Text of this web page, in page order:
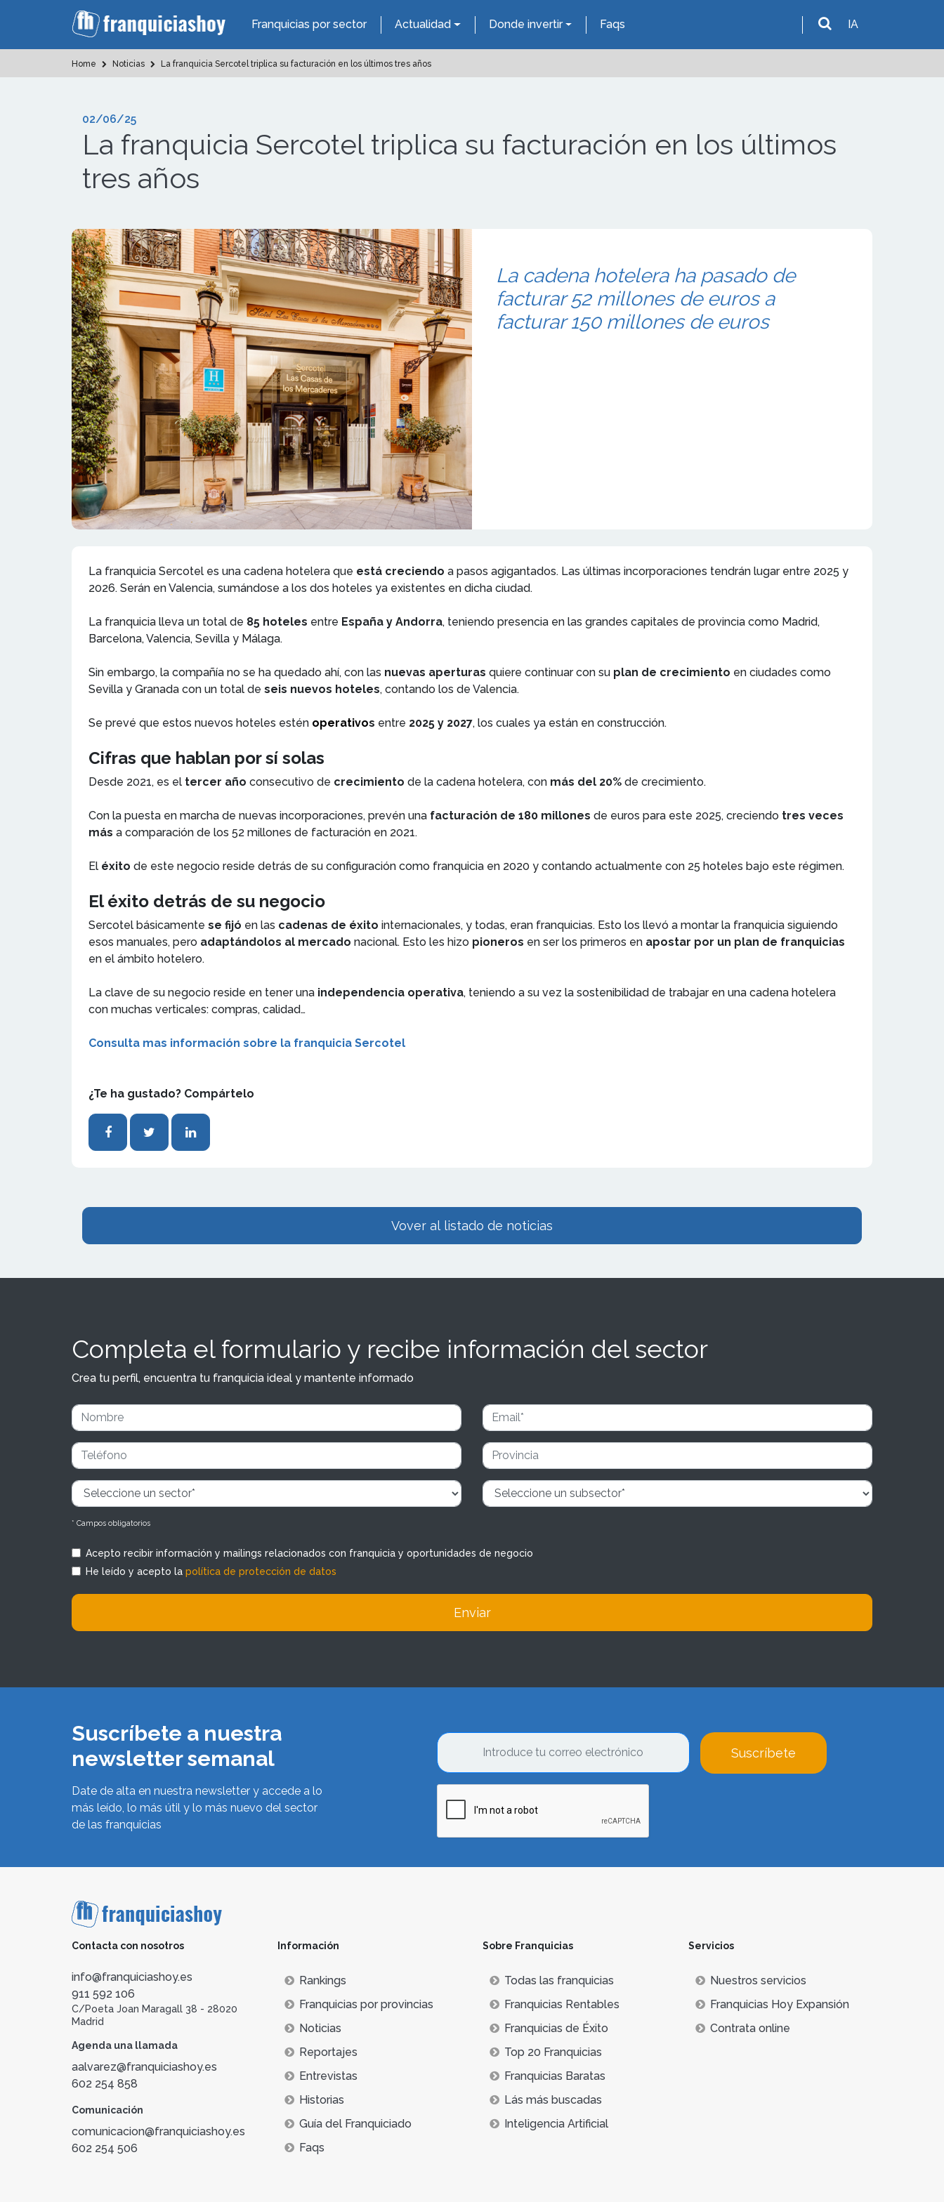
Franquicias por sector Actualidad Donde invertir Faqs IA
Home Noticias La franquicia Sercotel triplica su facturación en los últimos tres años
02/06/25
La franquicia Sercotel triplica su facturación en los últimos
tres años
La cadena hotelera ha pasado de
facturar 52 millones de euros a
facturar 150 millones de euros
La franquicia Sercotel es una cadena hotelera que está creciendo a pasos agigantados. Las últimas incorporaciones tendrán lugar entre 2025 y
2026. Serán en Valencia, sumándose a los dos hoteles ya existentes en dicha ciudad.
La franquicia lleva un total de 85 hoteles entre España y Andorra, teniendo presencia en las grandes capitales de provincia como Madrid,
Barcelona, Valencia, Sevilla y Málaga.
Sin embargo, la compañía no se ha quedado ahí, con las nuevas aperturas quiere continuar con su plan de crecimiento en ciudades como
Sevilla y Granada con un total de seis nuevos hoteles, contando los de Valencia.
Se prevé que estos nuevos hoteles estén operativos entre 2025 y 2027, los cuales ya están en construcción.
Cifras que hablan por sí solas
Desde 2021, es el tercer año consecutivo de crecimiento de la cadena hotelera, con más del 20% de crecimiento.
Con la puesta en marcha de nuevas incorporaciones, prevén una facturación de 180 millones de euros para este 2025, creciendo tres veces
más a comparación de los 52 millones de facturación en 2021.
El éxito de este negocio reside detrás de su configuración como franquicia en 2020 y contando actualmente con 25 hoteles bajo este régimen.
El éxito detrás de su negocio
Sercotel básicamente se fijó en las cadenas de éxito internacionales, y todas, eran franquicias. Esto los llevó a montar la franquicia siguiendo
esos manuales, pero adaptándolos al mercado nacional. Esto les hizo pioneros en ser los primeros en apostar por un plan de franquicias
en el ámbito hotelero.
La clave de su negocio reside en tener una independencia operativa, teniendo a su vez la sostenibilidad de trabajar en una cadena hotelera
con muchas verticales: compras, calidad…
Consulta mas información sobre la franquicia Sercotel
¿Te ha gustado? Compártelo
Vover al listado de noticias
Completa el formulario y recibe información del sector
Crea tu perfil, encuentra tu franquicia ideal y mantente informado
* Campos obligatorios
Acepto recibir información y mailings relacionados con franquicia y oportunidades de negocio
He leído y acepto la política de protección de datos
Enviar
Suscríbete a nuestra
newsletter semanal
Date de alta en nuestra newsletter y accede a lo
más leído, lo más útil y lo más nuevo del sector
de las franquicias
Suscríbete
Contacta con nosotros
info@franquiciashoy.es
911 592 106
C/Poeta Joan Maragall 38 - 28020
Madrid
Agenda una llamada
aalvarez@franquiciashoy.es
602 254 858
Comunicación
comunicacion@franquiciashoy.es
602 254 506
Información
Rankings
Franquicias por provincias
Noticias
Reportajes
Entrevistas
Historias
Guía del Franquiciado
Faqs
Sobre Franquicias
Todas las franquicias
Franquicias Rentables
Franquicias de Éxito
Top 20 Franquicias
Franquicias Baratas
Lás más buscadas
Inteligencia Artificial
Servicios
Nuestros servicios
Franquicias Hoy Expansión
Contrata online